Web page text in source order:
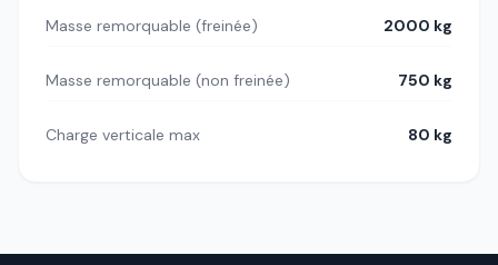
Masse remorquable (freinée) 2000 kg
Masse remorquable (non freinée) 750 kg
Charge verticale max 80 kg